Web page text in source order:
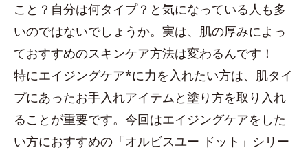
こと？自分は何タイプ？と気になっている人も多
いのではないでしょうか。実は、肌の厚みによっ
ておすすめのスキンケア方法は変わるんです！
特にエイジングケア*に力を入れたい方は、肌タイ
プにあったお手入れアイテムと塗り方を取り入れ
ることが重要です。今回はエイジングケアをした
い方におすすめの「オルビスユー ドット」シリー